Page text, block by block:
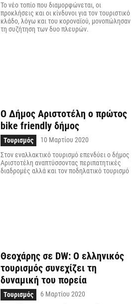
Το νέο τοπίο που διαμορφώνεται, οι
προκλήσεις και οι κίνδυνοι για τον τουριστικό
κλάδο, λόγω και του κοροναϊού, μονοπώλησαν
τη συζήτηση των δυο πλευρών.
Ο Δήμος Αριστοτέλη ο πρώτος
bike friendly δήμος
Τουρισμός
10 Μαρτίου 2020
Στον εναλλακτικό τουρισμό επενδύει ο δήμος
Αριστοτέλη αναπτύσσοντας περιπατητικές
διαδρομές αλλά και τον ποδηλατικό τουρισμό
Θεοχάρης σε DW: Ο ελληνικός
τουρισμός συνεχίζει τη
δυναμική του πορεία
Τουρισμός
6 Μαρτίου 2020